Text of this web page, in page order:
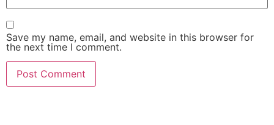
Save my name, email, and website in this browser for
the next time I comment.